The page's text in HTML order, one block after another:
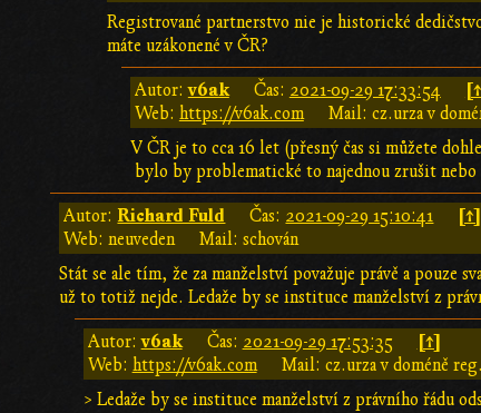
Registrované partnerstvo nie je historické
máte uzákonené v ČR?
Autor:v6ak Čas: 2021-09-29 17:33:54
Web: https://v6ak.com
Mail: cz.urza v
V ČR je to cca 16 let (přesný čas si můžete
bylo by problematické to najednou zrušit nebo
Autor:Richard Fuld Čas: 2021-09-29 15:10:41 [↑]
Web: neuveden
Mail: schován
Stát se ale tím, že za manželství považuje právě a pouze
už to totiž nejde. Ledaže by se instituce manželství z
Autor:v6ak Čas: 2021-09-29 17:53:35 [↑]
Web: https://v6ak.com
Mail: cz.urza v doméně
> Ledaže by se instituce manželství z právního řádu